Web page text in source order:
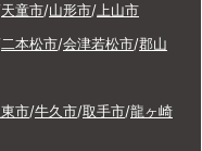
天童市/山形市/上山市
二本松市/会津若松市/郡山
市/牛久市/取手市/龍ヶ崎